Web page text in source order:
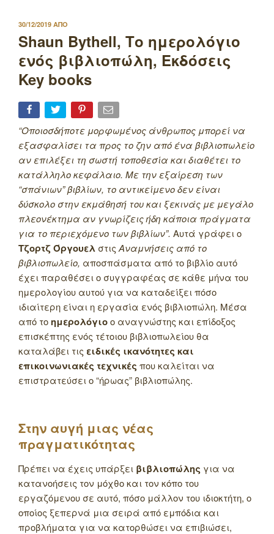
ΔΗΜΟΣΙΕΥΤΗΚΕ
ΣΤΙΣ
30/12/2019 ΑΠΟ
Shaun Bythell, Το ημερολόγιο
ενός βιβλιοπώλη, Εκδόσεις
Key books
“Οποιοσδήποτε μορφωμένος άνθρωπος μπορεί να
εξασφαλίσει τα προς το ζην από ένα βιβλιοπωλείο
αν επιλέξει τη σωστή τοποθεσία και διαθέτει το
κατάλληλο κεφάλαιο. Με την εξαίρεση των
“σπάνιων” βιβλίων, το αντικείμενο δεν είναι
δύσκολο στην εκμάθησή του και ξεκινάς με μεγάλο
πλεονέκτημα αν γνωρίζεις ήδη κάποια πράγματα
για το περιεχόμενο των βιβλίων”. Αυτά γράφει ο
Τζορτζ Όργουελ στιςΑναμνήσεις από το
βιβλιοπωλείο, αποσπάσματα από το βιβλίο αυτό
έχει παραθέσει ο συγγραφέας σε κάθε μήνα του
ημερολογίου αυτού για να καταδείξει πόσο
ιδιαίτερη είναι η εργασία ενός βιβλιοπώλη. Μέσα
από το ημερολόγιοο αναγνώστης και επίδοξος
επισκέπτης ενός τέτοιου βιβλιοπωλείου θα
καταλάβει τις ειδικές ικανότητες και
επικοινωνιακές τεχνικές που καλείται να
επιστρατεύσει ο “ήρωας” βιβλιοπώλης.
Στην αυγή μιας νέας
πραγματικότητας
Πρέπει να έχεις υπάρξει βιβλιοπώλης για να
κατανοήσεις τον μόχθο και τον κόπο του
εργαζόμενου σε αυτό, πόσο μάλλον του ιδιοκτήτη, ο
οποίος ξεπερνά μια σειρά από εμπόδια και
προβλήματα για να κατορθώσει να επιβιώσει,